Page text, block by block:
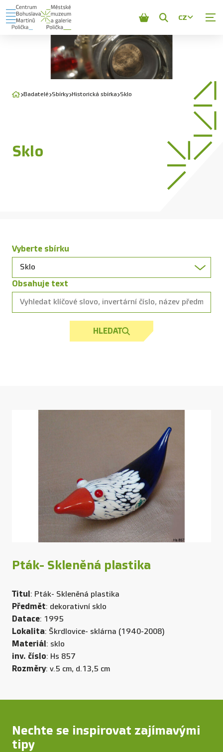
Zobrazit
vyhledávání
CZ
Badatelé Sbírky Historická sbírka Sklo
Sklo
Vyberte sbírku
Obsahuje text
HLEDAT
Pták- Skleněná plastika
Titul: Pták- Skleněná plastika
Předmět: dekorativní sklo
Datace: 1995
Lokalita: Škrdlovice- sklárna (1940-2008)
Materiál: sklo
inv. číslo: Hs 857
Rozměry: v.5 cm, d.13,5 cm
Nechte se inspirovat zajímavými
tipy